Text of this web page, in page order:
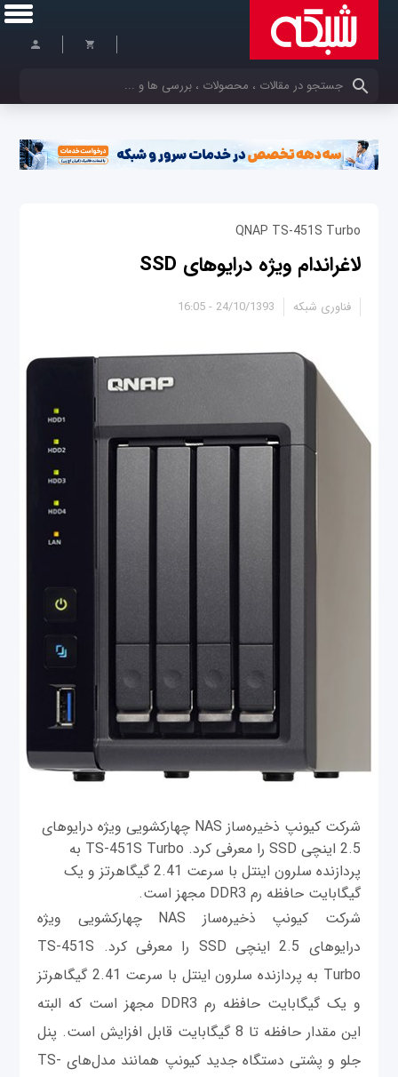
کلمات کلیدی خود را وارد کنید
QNAP TS-451S Turbo
لاغراندام ویژه درایوهای SSD
24/10/1393 - 16:05 فناوری شبکه
شرکت کیونپ ذخیره‌ساز NAS چهارکشویی ویژه درایوهای
2.5 اینچی SSD را معرفی کرد. TS-451S Turbo به
پردازنده سلرون اینتل با سرعت 2.41 گیگاهرتز و یک
گیگابایت حافظه رم DDR3 مجهز است.
شرکت کیونپ ذخیره‌ساز NAS چهارکشویی ویژه
درایوهای 2.5 اینچی SSD را معرفی کرد. TS-451S
Turbo به پردازنده سلرون اینتل با سرعت 2.41 گیگاهرتز
و یک گیگابایت حافظه رم DDR3 مجهز است که البته
این مقدار حافظه تا 8 گیگابایت قابل افزایش است. پنل
جلو و پشتی دستگاه جدید کیونپ همانند مدل‌های TS-